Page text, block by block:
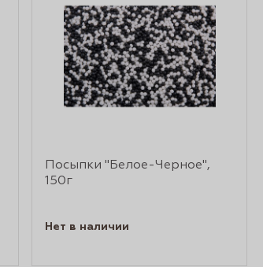
Посыпки "Белое-Черное",
150г
Нет в наличии